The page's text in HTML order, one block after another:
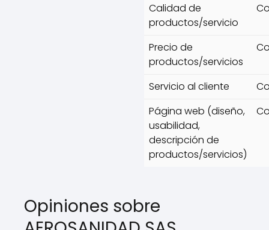
Calidad de
productos/servicio
Precio de
productos/servicios
Servicio al cliente
Página web (diseño,
usabilidad,
descripción de
productos/servicios)
Opiniones sobre